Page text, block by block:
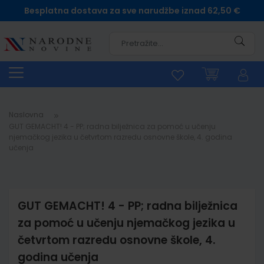
Besplatna dostava za sve narudžbe iznad 62,50 €
Naslovna
GUT GEMACHT! 4 - PP; radna bilježnica
za pomoć u učenju njemačkog jezika u
četvrtom razredu osnovne škole, 4.
godina učenja